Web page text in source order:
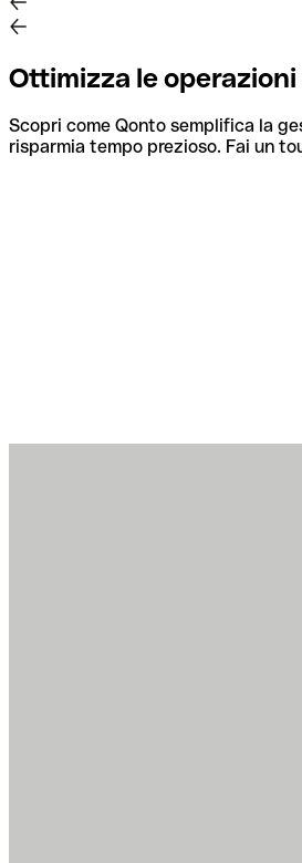
Ottimizza le
Scopri come Qonto semplifica la
risparmia tempo prezioso. Fai un